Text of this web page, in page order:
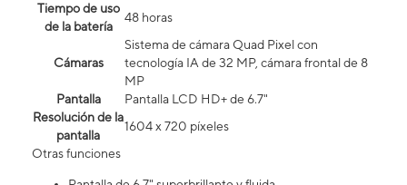
Tiempo de uso
de la batería
48 horas
Cámaras
Sistema de cámara Quad Pixel con
tecnología IA de 32 MP, cámara frontal de 8
MP
Pantalla
Pantalla LCD HD+ de 6.7"
Resolución de la
pantalla
1604 x 720 píxeles
Otras funciones